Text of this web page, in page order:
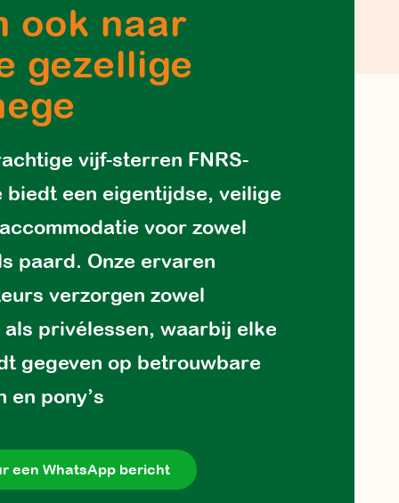
ook naar
gezellige
vijf-sterren FNRS-
biedt een eigentijdse, veilige
voor zowel
paard. Onze ervaren
verzorgen zowel
als privélessen, waarbij elke
gegeven op betrouwbare
en pony’s
een WhatsApp bericht